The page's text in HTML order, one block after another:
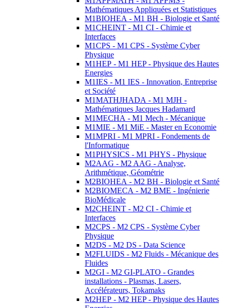
Mathématiques Appliquées et Statistiques
M1BIOHEA - M1 BH - Biologie et Santé
M1CHEINT - M1 CI - Chimie et
Interfaces
M1CPS - M1 CPS - Système Cyber
Physique
M1HEP - M1 HEP - Physique des Hautes
Energies
M1IES - M1 IES - Innovation, Entreprise
et Société
M1MATHJHADA - M1 MJH -
Mathématiques Jacques Hadamard
M1MECHA - M1 Mech - Mécanique
M1MIE - M1 MiE - Master en Economie
M1MPRI - M1 MPRI - Fondements de
l'Informatique
M1PHYSICS - M1 PHYS - Physique
M2AAG - M2 AAG - Analyse,
Arithmétique, Géométrie
M2BIOHEA - M2 BH - Biologie et Santé
M2BIOMECA - M2 BME - Ingénierie
BioMédicale
M2CHEINT - M2 CI - Chimie et
Interfaces
M2CPS - M2 CPS - Système Cyber
Physique
M2DS - M2 DS - Data Science
M2FLUIDS - M2 Fluids - Mécanique des
Fluides
M2GI - M2 GI-PLATO - Grandes
installations - Plasmas, Lasers,
Accélérateurs, Tokamaks
M2HEP - M2 HEP - Physique des Hautes